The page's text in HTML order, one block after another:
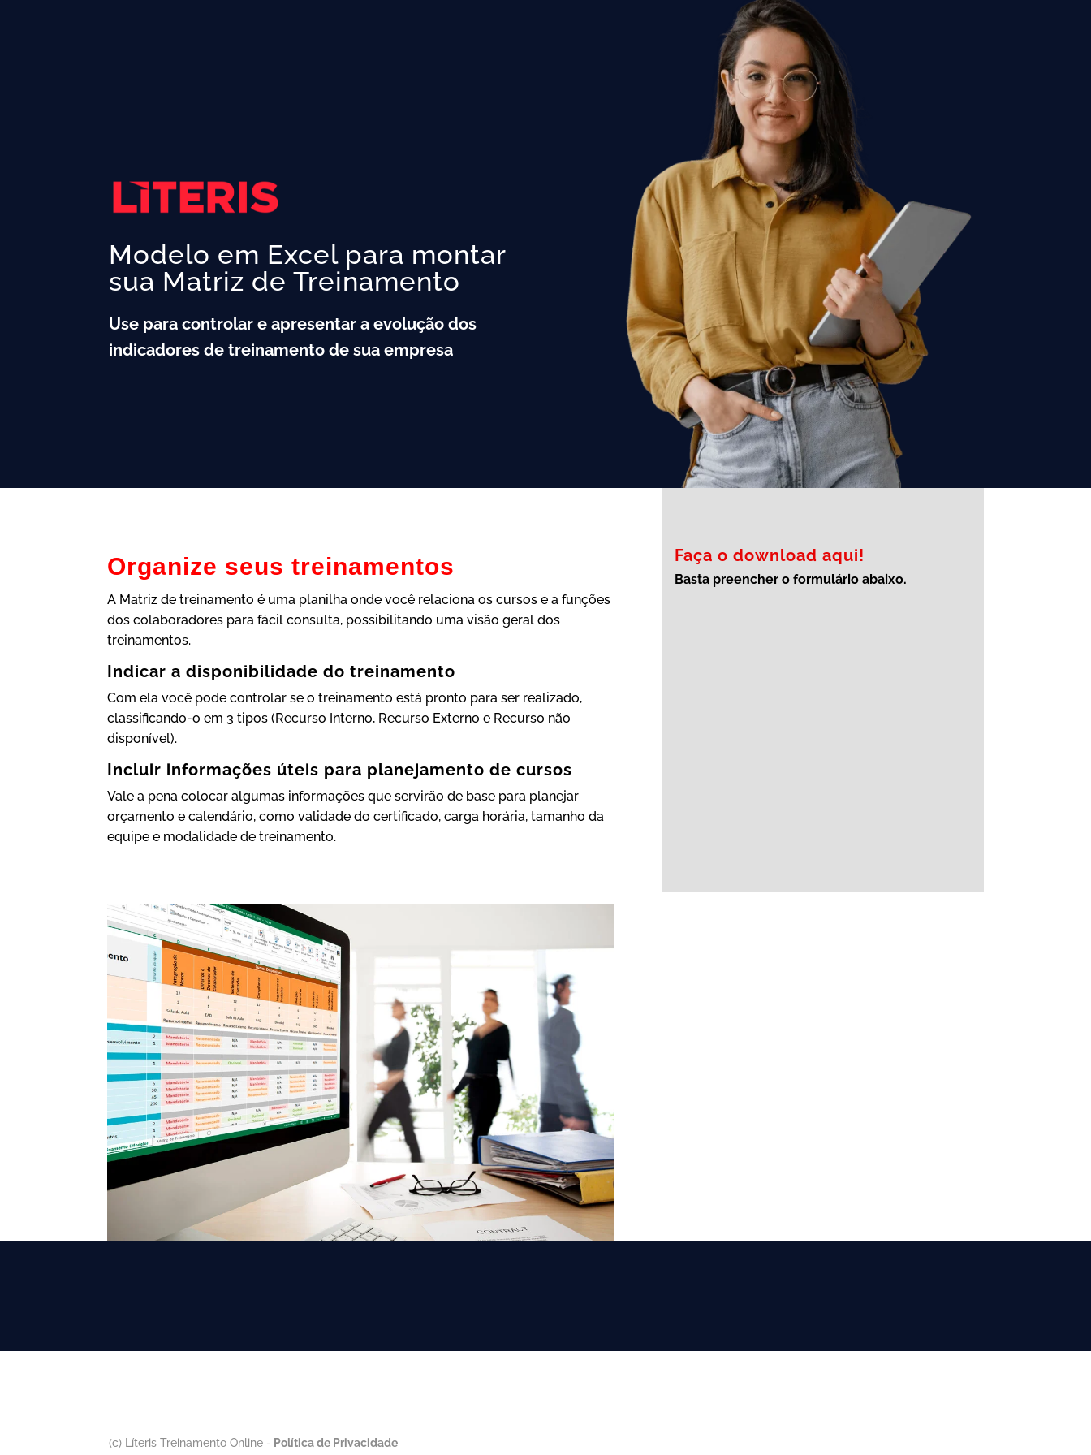
Modelo em Excel para montar
sua Matriz de Treinamento
Use para controlar e apresentar a evolução dos
indicadores de treinamento de sua empresa
Organize seus treinamentos
A Matriz de treinamento é uma planilha onde você relaciona os cursos e a funções
dos colaboradores para fácil consulta, possibilitando uma visão geral dos
treinamentos.
Indicar a disponibilidade do treinamento
Com ela você pode controlar se o treinamento está pronto para ser realizado,
classificando-o em 3 tipos (Recurso Interno, Recurso Externo e Recurso não
disponível).
Incluir informações úteis para planejamento de cursos
Vale a pena colocar algumas informações que servirão de base para planejar
orçamento e calendário, como validade do certificado, carga horária, tamanho da
equipe e modalidade de treinamento.
Faça o download aqui!
Basta preencher o formulário abaixo.
(c) Líteris Treinamento Online - Política de Privacidade